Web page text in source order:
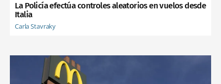
La Policía efectúa controles aleatorios en vuelos desde
Italia
Carla Stavraky